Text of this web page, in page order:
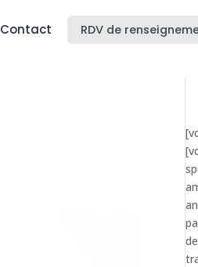
Contact RDV de